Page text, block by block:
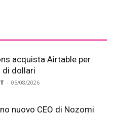
acquista Airtable per
di dollari
- 05/08/2026
nuovo CEO di Nozomi